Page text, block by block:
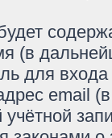
(в
для
email